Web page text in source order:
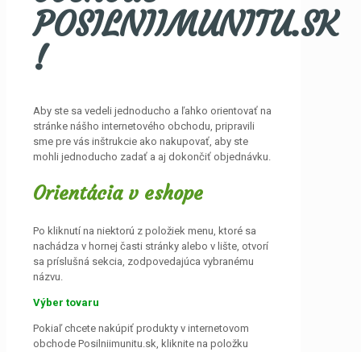
POSILNIIMUNITU.SK
!
Aby ste sa vedeli jednoducho a ľahko orientovať na
stránke nášho internetového obchodu, pripravili
sme pre vás inštrukcie ako nakupovať, aby ste
mohli jednoducho zadať a aj dokončiť objednávku.
Orientácia v eshope
Po kliknutí na niektorú z položiek menu, ktoré sa
nachádza v hornej časti stránky alebo v lište, otvorí
sa príslušná sekcia, zodpovedajúca vybranému
názvu.
Výber tovaru
Pokiaľ chcete nakúpiť produkty v internetovom
obchode Posilniimunitu.sk, kliknite na položku